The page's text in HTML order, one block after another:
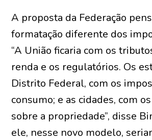
A proposta da Federação
formatação diferente dos
“A União ficaria com os
renda e os regulatórios. Os
Distrito Federal, com os
consumo; e as cidades, com
sobre a propriedade”, disse
ele, nesse novo modelo,